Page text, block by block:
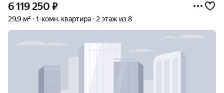
6 119 250 ₽
29,9 м² 1-комн. квартира 2 этаж из 8